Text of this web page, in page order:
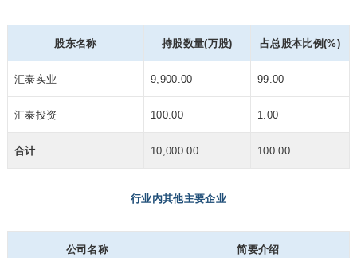
股东名称 持股数量(万股) 占总股本比例(%)
汇泰实业 9,900.00 99.00
汇泰投资 100.00 1.00
合计 10,000.00 100.00
行业内其他主要企业
公司名称 简要介绍